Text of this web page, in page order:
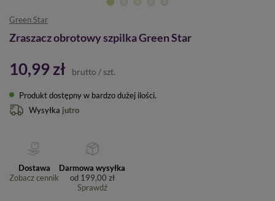
Green Star
Zraszacz obrotowy szpilka Green Star
10,99 zł brutto / szt.
Produkt dostępny w bardzo dużej ilości
Wysyłka jutro
Dostawa
Zobacz cennik
Darmowa wysyłka
od 199,00 zł
Sprawdź